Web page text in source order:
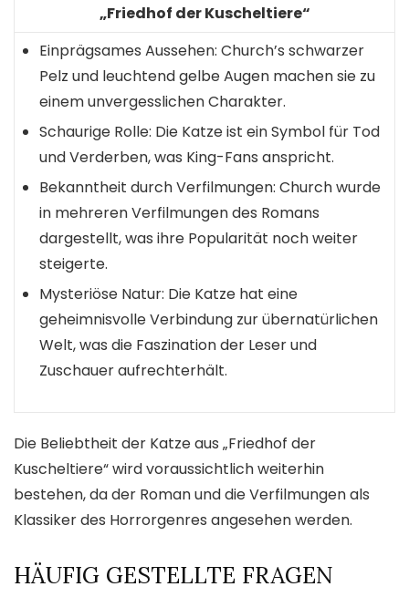
„Friedhof der Kuscheltiere“
Einprägsames Aussehen: Church’s schwarzer
Pelz und leuchtend gelbe Augen machen sie zu
einem unvergesslichen Charakter.
Schaurige Rolle: Die Katze ist ein Symbol für Tod
und Verderben, was King-Fans anspricht.
Bekanntheit durch Verfilmungen: Church wurde
in mehreren Verfilmungen des Romans
dargestellt, was ihre Popularität noch weiter
steigerte.
Mysteriöse Natur: Die Katze hat eine
geheimnisvolle Verbindung zur übernatürlichen
Welt, was die Faszination der Leser und
Zuschauer aufrechterhält.
Die Beliebtheit der Katze aus „Friedhof der
Kuscheltiere“ wird voraussichtlich weiterhin
bestehen, da der Roman und die Verfilmungen als
Klassiker des Horrorgenres angesehen werden.
HÄUFIG GESTELLTE FRAGEN